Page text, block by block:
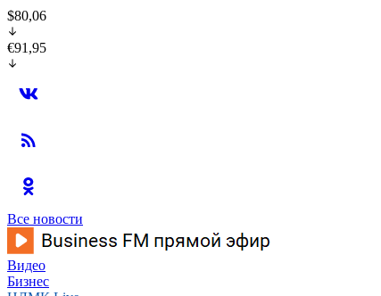
$80,06
€91,95
Все новости
Видео
Бизнес